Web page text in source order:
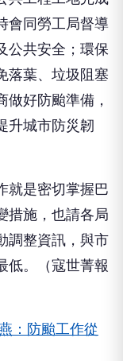
會同勞工局督導
公共安全；環保
落葉、垃圾阻塞
好防颱準備，
升城市防災韌
就是密切掌握巴
措施，也請各局
調整資訊，與市
低。（寇世菁報
：防颱工作從